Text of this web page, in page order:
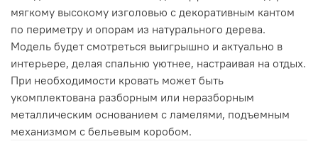
мягкому высокому изголовью с декоративным кантом
по периметру и опорам из натурального дерева.
Модель будет смотреться выигрышно и актуально в
интерьере, делая спальню уютнее, настраивая на отдых.
При необходимости кровать может быть
укомплектована разборным или неразборным
металлическим основанием с ламелями, подъемным
механизмом с бельевым коробом.